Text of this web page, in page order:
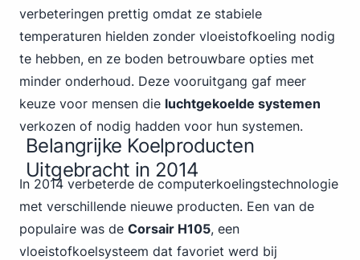
verbeteringen prettig omdat ze stabiele
temperaturen hielden zonder vloeistofkoeling nodig
te hebben, en ze boden betrouwbare opties met
minder onderhoud. Deze vooruitgang gaf meer
keuze voor mensen die luchtgekoelde systemen
verkozen of nodig hadden voor hun systemen.
Belangrijke Koelproducten
Uitgebracht in 2014
In 2014 verbeterde de computerkoelingstechnologie
met verschillende nieuwe producten. Een van de
populaire was de Corsair H105, een
vloeistofkoelsysteem dat favoriet werd bij